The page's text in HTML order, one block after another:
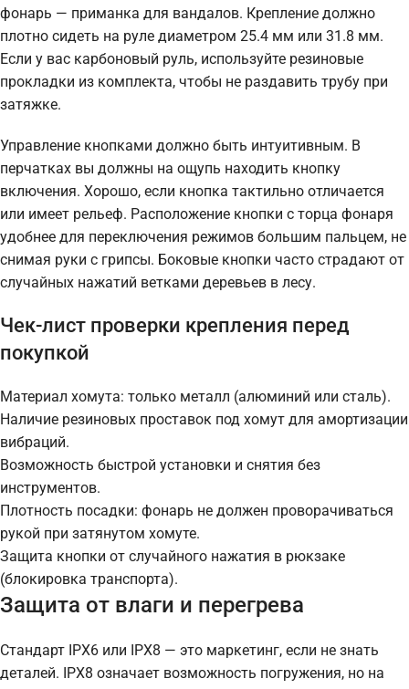
фонарь — приманка для вандалов. Крепление должно
плотно сидеть на руле диаметром 25.4 мм или 31.8 мм.
Если у вас карбоновый руль, используйте резиновые
прокладки из комплекта, чтобы не раздавить трубу при
затяжке.
Управление кнопками должно быть интуитивным. В
перчатках вы должны на ощупь находить кнопку
включения. Хорошо, если кнопка тактильно отличается
или имеет рельеф. Расположение кнопки с торца фонаря
удобнее для переключения режимов большим пальцем, не
снимая руки с грипсы. Боковые кнопки часто страдают от
случайных нажатий ветками деревьев в лесу.
Чек-лист проверки крепления перед
покупкой
Материал хомута: только металл (алюминий или сталь).
Наличие резиновых проставок под хомут для амортизации
вибраций.
Возможность быстрой установки и снятия без
инструментов.
Плотность посадки: фонарь не должен проворачиваться
рукой при затянутом хомуте.
Защита кнопки от случайного нажатия в рюкзаке
(блокировка транспорта).
Защита от влаги и перегрева
Стандарт IPX6 или IPX8 — это маркетинг, если не знать
деталей. IPX8 означает возможность погружения, но на